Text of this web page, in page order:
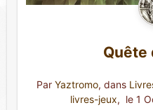
Quête
Par Yaztromo, dans
livres-jeux, le 1